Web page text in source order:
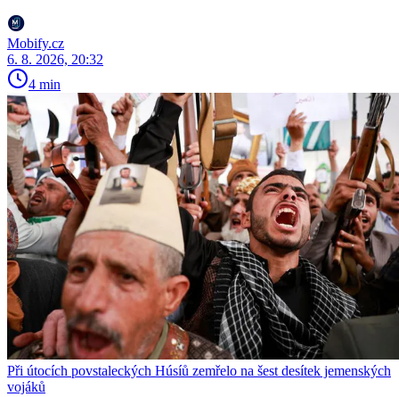
Mobify.cz
6. 8. 2026, 20:32
4 min
Při útocích povstaleckých Húsíů zemřelo na šest desítek jemenských
vojáků